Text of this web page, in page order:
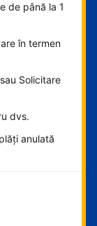
de până la 1
în termen
Solicitare
dvs.
anulată